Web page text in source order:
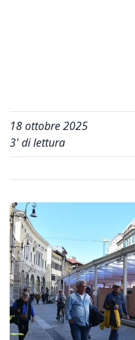
18 ottobre 2025
3' di lettura